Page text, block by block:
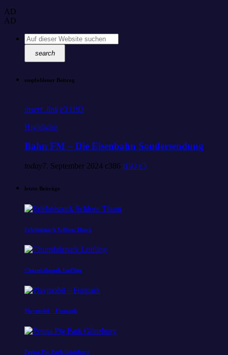
AD
AD
search
empfohlener Beitrag
insert_link 3 193
Highlights
Bahn FM – Die Eisenbahn Sondersendung
today7. September 2024 386 193 3
letzte Beiträge
Erlebnispark Schloss Thurn
Churpfalzpark Loifling
Playmobil – Funpark
Peppa Pig Park Günzburg